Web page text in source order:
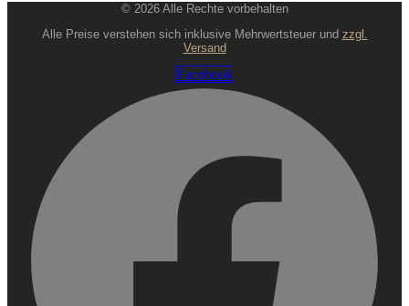
© 2026 Alle Rechte vorbehalten
Alle Preise verstehen sich inklusive Mehrwertsteuer und zzgl.
Versand
Facebook